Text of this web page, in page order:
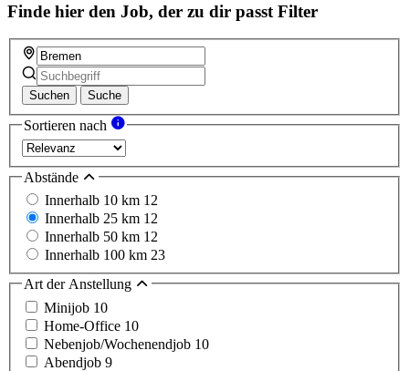
Finde hier den Job, der zu dir passt Filter
Suchen Suche
Sortieren nach
Abstände
Innerhalb 10 km 12
Innerhalb 25 km 12
Innerhalb 50 km 12
Innerhalb 100 km 23
Art der Anstellung
Minijob 10
Home-Office 10
Nebenjob/Wochenendjob 10
Abendjob 9